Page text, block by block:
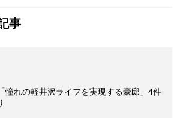
事
憧れの軽井沢ライフを実現する豪邸」4件